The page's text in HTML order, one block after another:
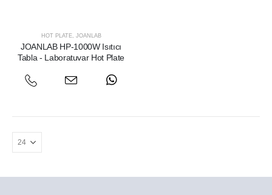
HOT PLATE, JOANLAB
JOANLAB HP-1000W Isıtıcı
Tabla - Laboratuvar Hot Plate